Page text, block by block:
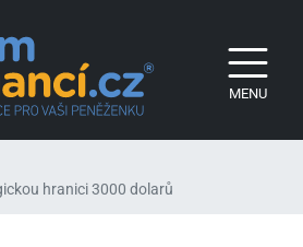
MENU
hranici 3000 dolarů